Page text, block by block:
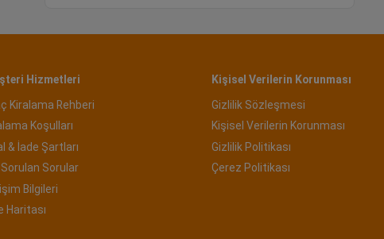
Hizmetleri
Kiralama Rehberi
Koşulları
& İade Şartları
Sorulan Sorular
Bilgileri
Haritası
Kişisel Verilerin Korunması
Gizlilik Sözleşmesi
Kişisel Verilerin Korunması
Gizlilik Politikası
Çerez Politikası